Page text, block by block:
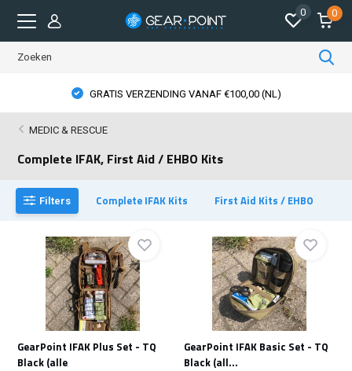
0 0
VERZENDING VANAF €100,00 (NL)
MEDIC & RESCUE
Complete IFAK, First Aid / EHBO Kits
Filters Complete IFAK Kits First Aid Kits / EHBO
GearPoint IFAK Plus Set - TQ
Black (alle
GearPoint IFAK Basic Set - TQ
Black (all...